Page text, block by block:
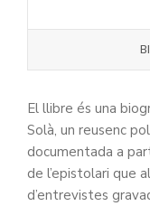
El llibre és una
Solà, un reusenc
documentada a
de l’epistolari que
d’entrevistes